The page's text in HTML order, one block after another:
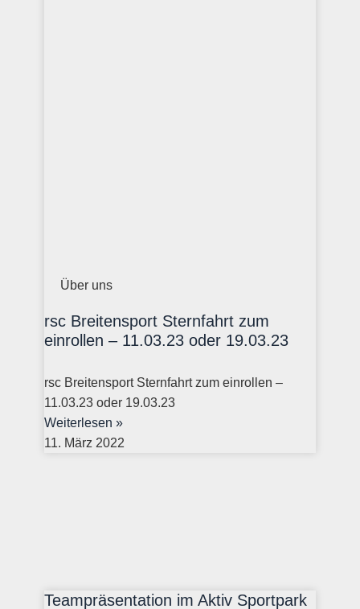
Über uns
rsc Breitensport Sternfahrt zum
einrollen – 11.03.23 oder 19.03.23
rsc Breitensport Sternfahrt zum einrollen –
11.03.23 oder 19.03.23
Weiterlesen »
11. März 2022
Teampräsentation im Aktiv Sportpark